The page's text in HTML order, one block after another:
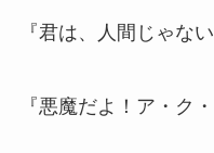
『君は、人間じゃない
『悪魔だよ！ア・ク・